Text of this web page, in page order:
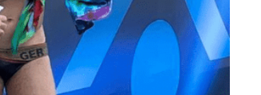
Abteilungen
Schwimmen
Freiwasserschwimmen
Wasserspringen